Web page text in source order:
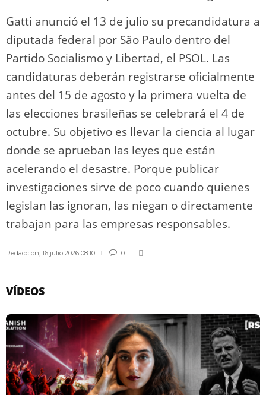
Gatti anunció el 13 de julio su precandidatura a
diputada federal por São Paulo dentro del
Partido Socialismo y Libertad, el PSOL. Las
candidaturas deberán registrarse oficialmente
antes del 15 de agosto y la primera vuelta de
las elecciones brasileñas se celebrará el 4 de
octubre. Su objetivo es llevar la ciencia al lugar
donde se aprueban las leyes que están
acelerando el desastre. Porque publicar
investigaciones sirve de poco cuando quienes
legislan las ignoran, las niegan o directamente
trabajan para las empresas responsables.
Redaccion 16 julio 2026 08:10 0
VÍDEOS